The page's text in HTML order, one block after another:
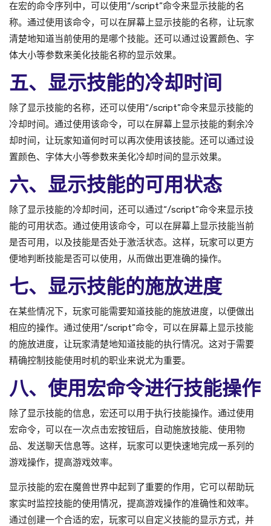
在宏的命令序列中，可以使用“/script”命令来显示技能的名
称。通过使用该命令，可以在屏幕上显示技能的名称，让玩家
清楚地知道当前使用的是哪个技能。还可以通过设置颜色、字
体大小等参数来美化技能名称的显示效果。
五、显示技能的冷却时间
除了显示技能的名称，还可以使用“/script”命令来显示技能的
冷却时间。通过使用该命令，可以在屏幕上显示技能的剩余冷
却时间，让玩家知道何时可以再次使用该技能。还可以通过设
置颜色、字体大小等参数来美化冷却时间的显示效果。
六、显示技能的可用状态
除了显示技能的冷却时间，还可以通过“/script”命令来显示技
能的可用状态。通过使用该命令，可以在屏幕上显示技能当前
是否可用，以及技能是否处于激活状态。这样，玩家可以更方
便地判断技能是否可以使用，从而做出更准确的操作。
七、显示技能的施放进度
在某些情况下，玩家可能需要知道技能的施放进度，以便做出
相应的操作。通过使用“/script”命令，可以在屏幕上显示技能
的施放进度，让玩家清楚地知道技能的执行情况。这对于需要
精确控制技能使用时机的职业来说尤为重要。
八、使用宏命令进行技能操作
除了显示技能的信息，宏还可以用于执行技能操作。通过使用
宏命令，可以在一次点击宏按钮后，自动施放技能、使用物
品、发送聊天信息等。这样，玩家可以更快速地完成一系列的
游戏操作，提高游戏效率。
显示技能的宏在魔兽世界中起到了重要的作用，它可以帮助玩
家实时监控技能的使用情况，提高游戏操作的准确性和效率。
通过创建一个合适的宏，玩家可以自定义技能的显示方式，并